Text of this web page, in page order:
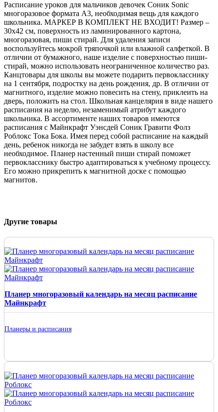
Расписание уроков для мальчиков девочек Соник Sonic
многоразовое формата А3, необходимая вещь для каждого
школьника. МАРКЕР В КОМПЛЕКТ НЕ ВХОДИТ! Размер –
30х42 см, поверхность из ламинированного картона,
многоразовая, пиши стирай. Для удаления записи
воспользуйтесь мокрой тряпочкой или влажной салфеткой. В
отличии от бумажного, наше изделие с поверхностью пиши-
стирай, можно использовать неограниченное количество раз.
Канцтовары для школы вы можете подарить первокласснику
на 1 сентября, подростку на день рождения, др. В отличии от
магнитного, изделие можно повесить на стену, приклеить на
дверь, положить на стол. Школьная канцелярия в виде нашего
расписания на неделю, незаменимый атрибут каждого
школьника. В ассортименте наших товаров имеются
расписания с Майнкрафт Уэнсдей Соник Гравити Фолз
Роблокс Тока Бока. Имея перед собой расписание на каждый
день, ребенок никогда не забудет взять в школу все
необходимое. Планер настенный пиши стирай поможет
первокласснику быстро адаптироваться к учебному процессу.
Его можно прикрепить к магнитной доске с помощью
магнитов.
Другие товары
Планер многоразовый календарь на месяц расписание
Майнкрафт
Планеры и расписания